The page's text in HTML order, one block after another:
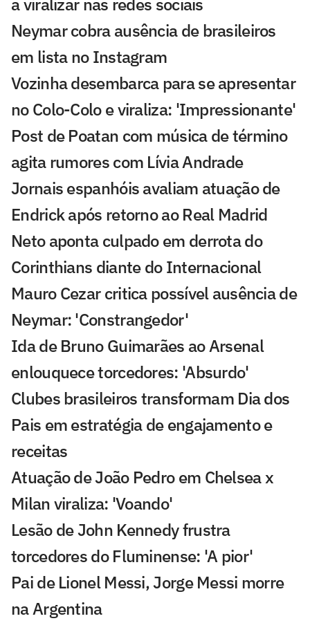
a viralizar nas redes sociais
Neymar cobra ausência de brasileiros
em lista no Instagram
Vozinha desembarca para se apresentar
no Colo-Colo e viraliza: 'Impressionante'
Post de Poatan com música de término
agita rumores com Lívia Andrade
Jornais espanhóis avaliam atuação de
Endrick após retorno ao Real Madrid
Neto aponta culpado em derrota do
Corinthians diante do Internacional
Mauro Cezar critica possível ausência de
Neymar: 'Constrangedor'
Ida de Bruno Guimarães ao Arsenal
enlouquece torcedores: 'Absurdo'
Clubes brasileiros transformam Dia dos
Pais em estratégia de engajamento e
receitas
Atuação de João Pedro em Chelsea x
Milan viraliza: 'Voando'
Lesão de John Kennedy frustra
torcedores do Fluminense: 'A pior'
Pai de Lionel Messi, Jorge Messi morre
na Argentina